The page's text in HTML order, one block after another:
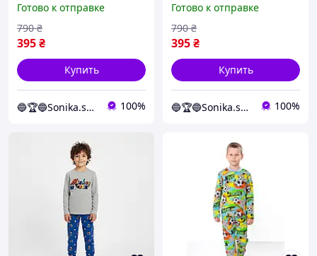
Гонщик 92-98 см Синяя с
голубым
Готово к отправке
395₴
790 ₴
Купить
🔵🏆🔵Sonika.shop 100%
Гонщик 92-98 см Серая с
нежно- зеленым
Готово к отправке
395₴
790 ₴
Купить
🔵🏆🔵Sonika.shop 100%